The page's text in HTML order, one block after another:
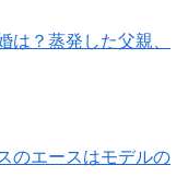
は？蒸発した父親、
のエースはモデルの